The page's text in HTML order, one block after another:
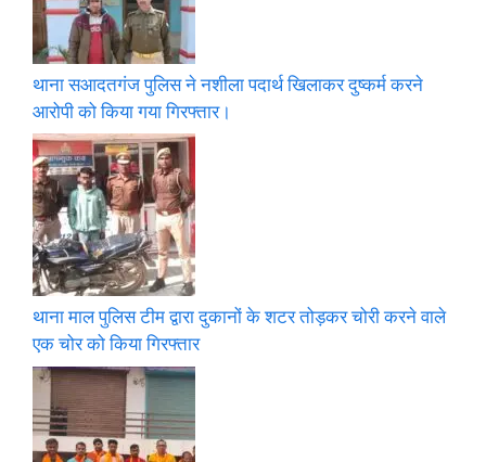
थाना सआदतगंज पुलिस ने नशीला पदार्थ खिलाकर दुष्कर्म करने
आरोपी को किया गया गिरफ्तार।
थाना माल पुलिस टीम द्वारा दुकानों के शटर तोड़कर चोरी करने वाले
एक चोर को किया गिरफ्तार